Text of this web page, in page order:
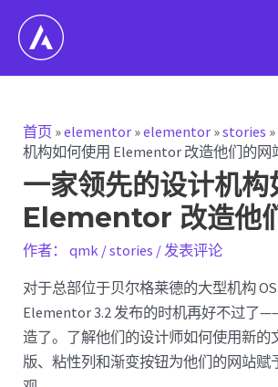
首页 »elementor »elementor »stories »
机构如何使用 Elementor 改造他们的网
一家领先的设计机构
Elementor 改造他
作者： qmk /stories /发表评论
对于总部位于贝尔格莱德的大型机构
Elementor 3.2 发布的时机再好不过了
造了。了解他们的设计师如何使用新的
版、粘性列和渐变按钮为他们的网站赋